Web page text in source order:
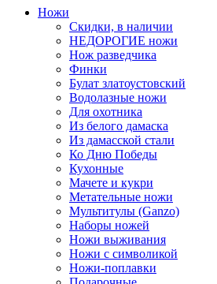
Ножи
Скидки, в наличии
НЕДОРОГИЕ ножи
Нож разведчика
Финки
Булат златоустовский
Водолазные ножи
Для охотника
Из белого дамаска
Из дамасской стали
Ко Дню Победы
Кухонные
Мачете и кукри
Метательные ножи
Мультитулы (Ganzo)
Наборы ножей
Ножи выживания
Ножи с символикой
Ножи-поплавки